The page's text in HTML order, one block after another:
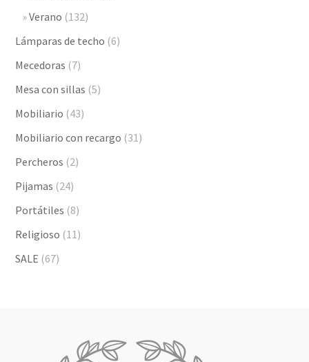
Verano (132)
Lámparas de techo (6)
Mecedoras (7)
Mesa con sillas (5)
Mobiliario (43)
Mobiliario con recargo (31)
Percheros (2)
Pijamas (24)
Portátiles (8)
Religioso (11)
SALE (67)